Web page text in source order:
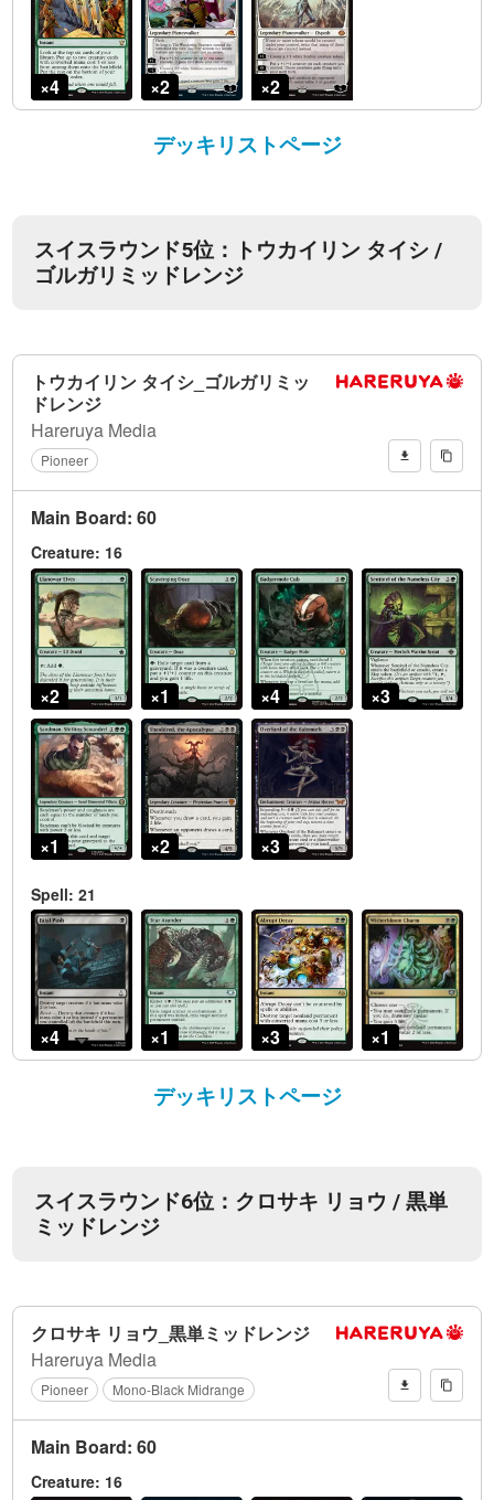
デッキリストページ
スイスラウンド5位：トウカイリン タイシ /
ゴルガリミッドレンジ
デッキリストページ
スイスラウンド6位：クロサキ リョウ / 黒単
ミッドレンジ